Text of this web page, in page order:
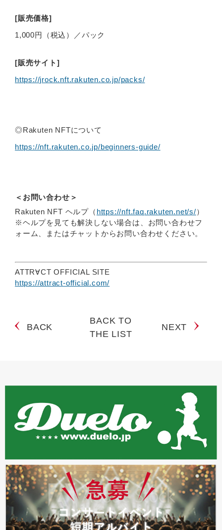
[販売価格]
1,000円（税込）／パック
[販売サイト]
https://jrock.nft.rakuten.co.jp/packs/
◎Rakuten NFTについて
https://nft.rakuten.co.jp/beginners-guide/
＜お問い合わせ＞
Rakuten NFT ヘルプ（ https://nft.faq.rakuten.net/s/）
※ヘルプを見ても解決しない場合は、お問い合わせフ
ォーム、またはチャットからお問い合わせください。
ATTR∀CT OFFICIAL SITE
https://attract-official.com/
BACK
BACK TO
THE LIST
NEXT